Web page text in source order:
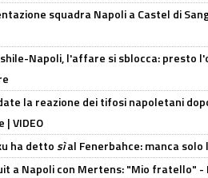
squadra Napoli a Castel di
Napoli, l'affare si sblocca: presto
la reazione dei tifosi napoletani
| VIDEO
ha dettosìal Fenerbahce: manca
a Napoli con Mertens: "Mio fratello" -